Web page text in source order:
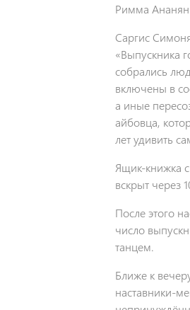
Римма Ананян.
Саргис
«Выпускника
собрались
включены в
а иные
айбовца,
лет удивить
Ящик-книжка
вскрыт через
После этого
число
танцем.
Ближе к
наставники-